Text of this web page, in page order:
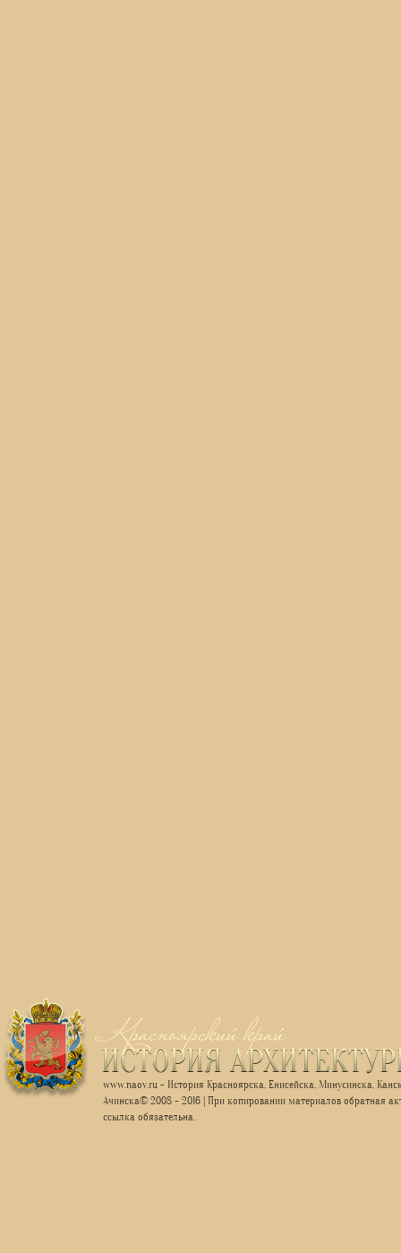
www.naov.ru - История Красноярска, Енисейска, Минусинска,
Ачинска© 2008 - 2016 | При копировании материалов обратная
ссылка обязательна.